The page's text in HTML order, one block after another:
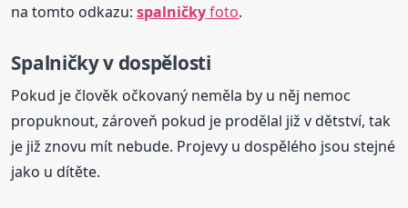
na tomto odkazu:spalničkyfoto.
Spalničkyv dospělosti
Pokud je člověk očkovaný neměla by u něj nemoc
propuknout, zároveň pokud je prodělal již v dětství, tak
je již znovu mít nebude. Projevy u dospělého jsou stejné
jako u dítěte.